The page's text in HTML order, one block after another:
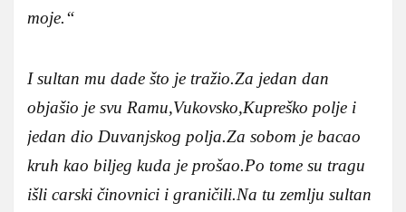
moje.“
I sultan mu dade što je tražio.Za jedan dan
objašio je svu Ramu,Vukovsko,Kupreško polje i
jedan dio Duvanjskog polja.Za sobom je bacao
kruh kao biljeg kuda je prošao.Po tome su tragu
išli carski činovnici i graničili.Na tu zemlju sultan